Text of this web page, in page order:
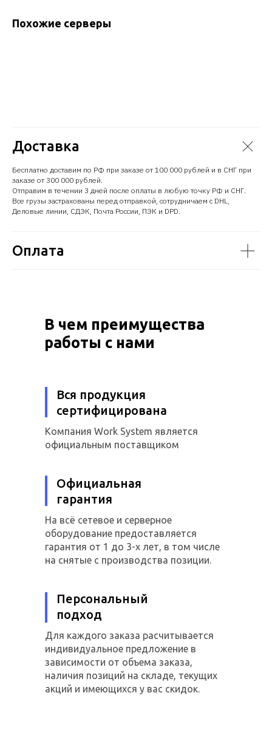
Похожие серверы
Доставка
Бесплатно доставим по РФ при заказе от 100 000 рублей и в СНГ при
заказе от 300 000 рублей.
Отправим в течении 3 дней после оплаты в любую точку РФ и СНГ.
Все грузы застрахованы перед отправкой, сотрудничаем с DHL,
Деловые линии, СДЭК, Почта России, ПЭК и DPD.
Оплата
В чем преимущества
работы с нами
Вся продукция
сертифицирована
Компания Work System является
официальным поставщиком
Официальная
гарантия
На всё сетевое и серверное
оборудование предоставляется
гарантия от 1 до 3-х лет, в том числе
на снятые с производства позиции.
Персональный
подход
Для каждого заказа расчитывается
индивидуальное предложение в
зависимости от объема заказа,
наличия позиций на складе, текущих
акций и имеющихся у вас скидок.